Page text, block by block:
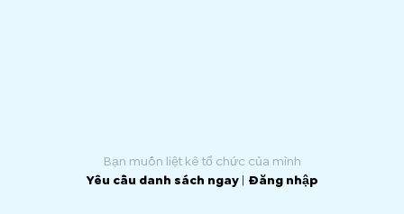
Bạn muốn liệt kê tổ chức của mình
Yêu cầu danh sách ngay | Đăng nhập